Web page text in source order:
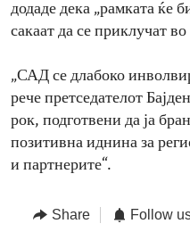
додаде дека „рамката ќе
сакаат да се приклучат
„САД се длабоко
рече претседателот
рок, подготвени да ја
позитивна иднина за
и партнерите“.
Share Follow